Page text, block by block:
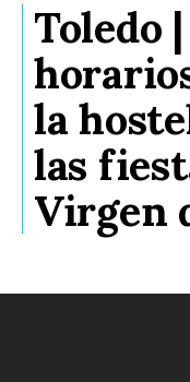
Toledo
la
las
Virgen